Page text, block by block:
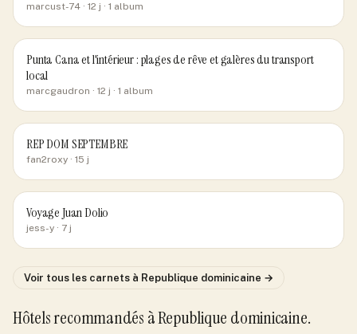
marcust-74 · 12 j · 1 album
Punta Cana et l'intérieur : plages de rêve et galères du transport
local
marcgaudron · 12 j · 1 album
REP DOM SEPTEMBRE
fan2roxy · 15 j
Voyage Juan Dolio
jess-y · 7 j
Voir tous les carnets à Republique dominicaine →
Hôtels recommandés à Republique dominicaine.